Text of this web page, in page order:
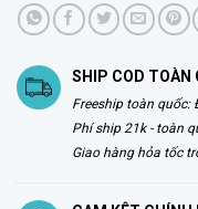
SHIP COD TOÀN
Freeship toàn quốc:
Phí ship 21k - toàn
Giao hàng hỏa tốc